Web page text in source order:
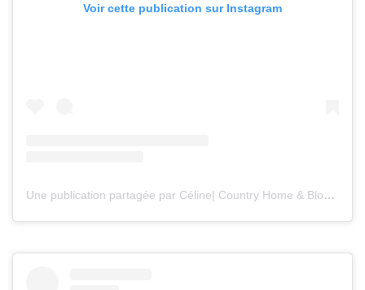
Voir cette publication sur Instagram
Une publication partagée par Céline| Country Home & Blooms (@countryhomeandblooms)